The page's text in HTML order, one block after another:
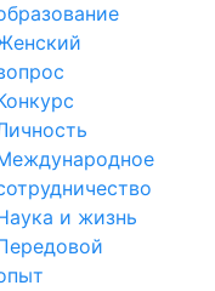
и жизнь